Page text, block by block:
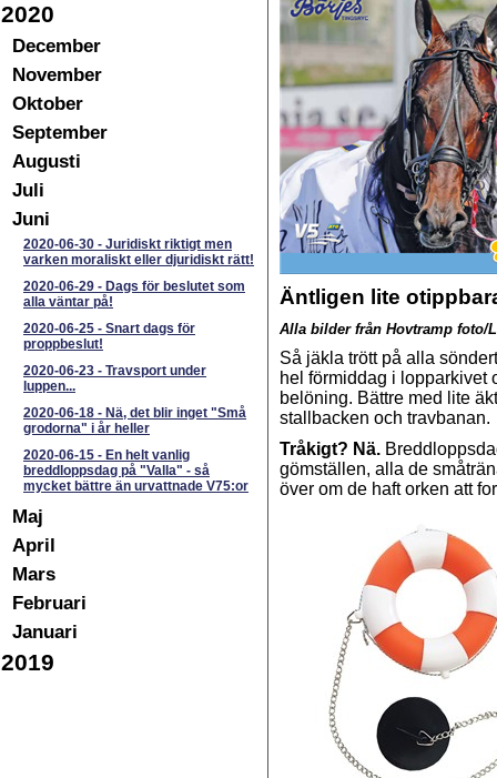
2020
December
November
Oktober
September
Augusti
Juli
Juni
2020-06-30 - Juridiskt riktigt men
varken moraliskt eller djuridiskt rätt!
2020-06-29 - Dags för beslutet som
alla väntar på!
2020-06-25 - Snart dags för
proppbeslut!
2020-06-23 - Travsport under
luppen...
2020-06-18 - Nä, det blir inget "Små
grodorna" i år heller
2020-06-15 - En helt vanlig
breddloppsdag på "Valla" - så
mycket bättre än urvattnade V75:or
Maj
April
Mars
Februari
Januari
2019
Äntligen lite
Alla bilder från Hovtramp foto/
Så jäkla trött på alla
hel förmiddag i lopparkivet
belöning. Bättre med lite
stallbacken och travbanan.
Tråkigt? Nä.
gömställen, alla de
över om de haft orken att